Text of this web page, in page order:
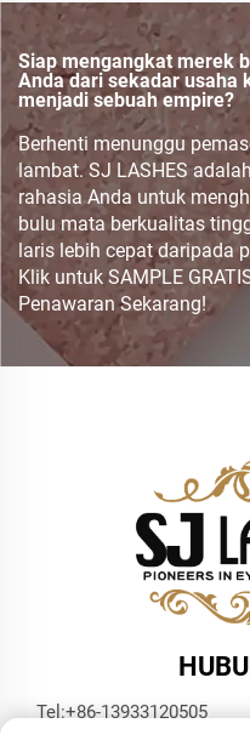
Siap mengangkat merek
Anda dari sekadar usaha
menjadi sebuah empire?
Berhenti menunggu
lambat. SJ LASHES
rahasia Anda untuk
bulu mata berkualitas
laris lebih cepat daripada
Klik untuk SAMPLE
Penawaran Sekarang!
Tel:+86-13933120505